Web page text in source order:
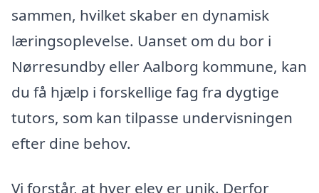
sammen, hvilket skaber en dynamisk
læringsoplevelse. Uanset om du bor i
Nørresundby eller Aalborg kommune, kan
du få hjælp i forskellige fag fra dygtige
tutors, som kan tilpasse undervisningen
efter dine behov.
Vi forstår, at hver elev er unik. Derfor